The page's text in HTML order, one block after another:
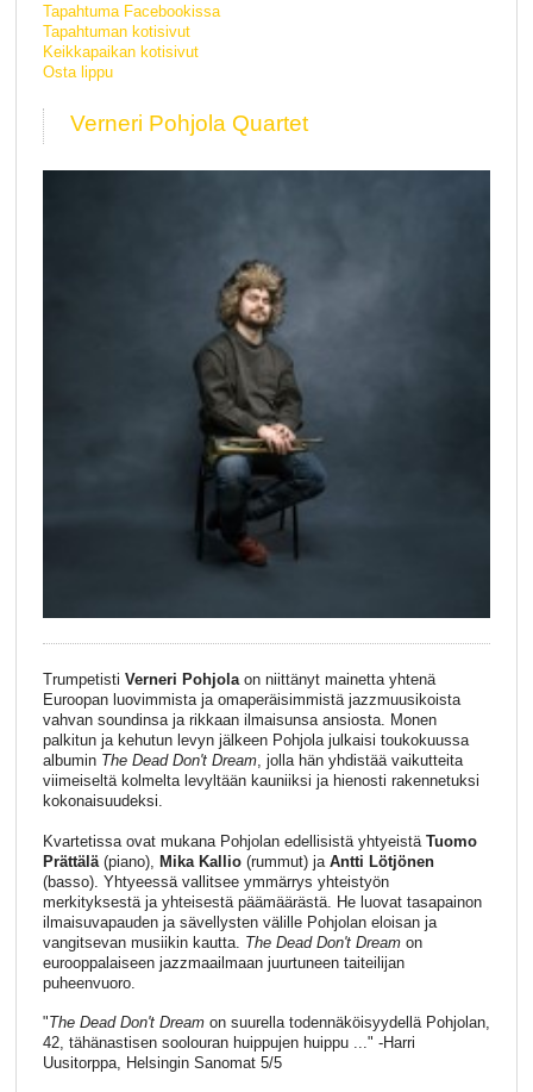
Tapahtuma Facebookissa
Tapahtuman kotisivut
Keikkapaikan kotisivut
Osta lippu
Verneri Pohjola Quartet
Trumpetisti Verneri Pohjolaon niittänyt mainetta yhtenä
Euroopan luovimmista ja omaperäisimmistä jazzmuusikoista
vahvan soundinsa ja rikkaan ilmaisunsa ansiosta. Monen
palkitun ja kehutun levyn jälkeen Pohjola julkaisi toukokuussa
albumin The Dead Don't Dream, jolla hän yhdistää vaikutteita
viimeiseltä kolmelta levyltään kauniiksi ja hienosti rakennetuksi
kokonaisuudeksi.
Kvartetissa ovat mukana Pohjolan edellisistä yhtyeistä Tuomo
Prättälä(piano), Mika Kallio(rummut) ja Antti Lötjönen
(basso). Yhtyeessä vallitsee ymmärrys yhteistyön
merkityksestä ja yhteisestä päämäärästä. He luovat tasapainon
ilmaisuvapauden ja sävellysten välille Pohjolan eloisan ja
vangitsevan musiikin kautta. The Dead Don't Dreamon
eurooppalaiseen jazzmaailmaan juurtuneen taiteilijan
puheenvuoro.
"The Dead Don't Dreamon suurella todennäköisyydellä Pohjolan,
42, tähänastisen soolouran huippujen huippu ..." -Harri
Uusitorppa, Helsingin Sanomat 5/5